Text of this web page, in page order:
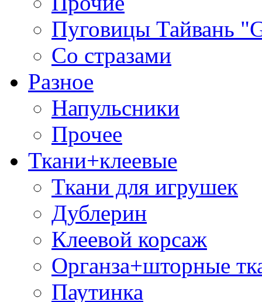
Пуговицы Тайвань
Со стразами
Разное
Напульсники
Прочее
Ткани+клеевые
Ткани для игрушек
Дублерин
Клеевой корсаж
Органза+шторные
Паутинка